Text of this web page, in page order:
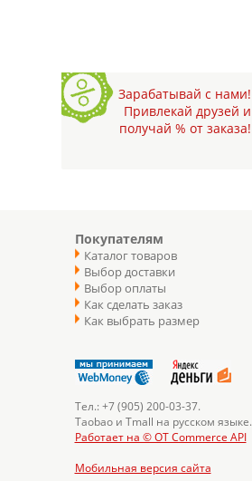
Зарабатывай с нами!
Привлекай друзей и
получай % от заказа!
Покупателям
Каталог товаров
Выбор доставки
Выбор оплаты
Как сделать заказ
Как выбрать размер
Тел.: +7 (905) 200-03-37.
Taobao и Tmall на русском языке.
Работает на © OT Commerce API
Мобильная версия сайта